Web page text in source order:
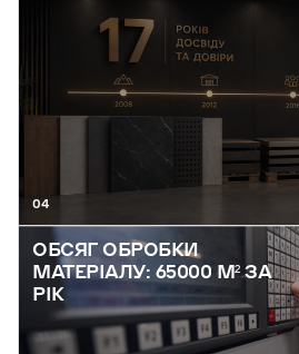
04
ОБСЯГ ОБРОБКИ
МАТЕРІАЛУ: 65000 М² ЗА
РІК